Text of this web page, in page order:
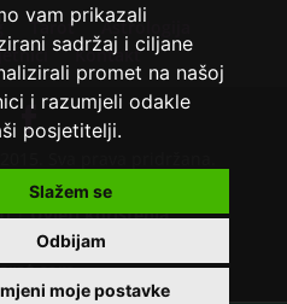
vam prikazali
sadržaj i ciljane
promet na našoj
i razumjeli odakle
posjetitelji.
Slažem se
Odbijam
moje postavke
600-600
mob:1,12€ min
Tarot
Astrologija
Kontakt
Sva prava pridržana.
- +18 |
|Uvjeti korištenja